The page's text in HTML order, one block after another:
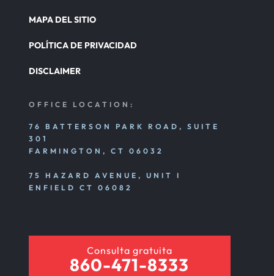
MAPA DEL SITIO
POLÍTICA DE PRIVACIDAD
DISCLAIMER
OFFICE LOCATION:
76 BATTERSON PARK ROAD, SUITE
301
FARMINGTON, CT 06032
75 HAZARD AVENUE, UNIT I
ENFIELD CT 06082
Consulta gratuita
860-471-8333